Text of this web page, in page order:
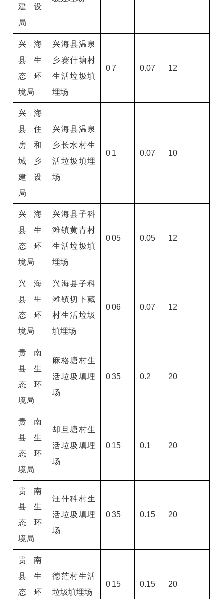
建设
局
兴海
县生
态环
境局
兴海县温泉
乡赛什塘村
生活垃圾填
埋场
0.7 0.07 12
兴海
县住
房和
城乡
建设
局
兴海县温泉
乡长水村生
活垃圾填埋
场
0.1 0.07 10
兴海
县生
态环
境局
兴海县子科
滩镇黄青村
生活垃圾填
埋场
0.05 0.05 12
兴海
县生
态环
境局
兴海县子科
滩镇切卜藏
村生活垃圾
填埋场
0.06 0.07 12
贵南
县生
态环
境局
麻格塘村生
活垃圾填埋
场
0.35 0.2 20
贵南
县生
态环
境局
却旦塘村生
活垃圾填埋
场
0.15 0.1 20
贵南
县生
态环
境局
汪什科村生
活垃圾填埋
场
0.35 0.15 20
贵南
县生
态环
德茫村生活
垃圾填埋场
0.15 0.15 20